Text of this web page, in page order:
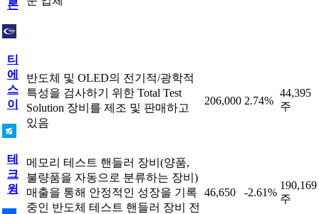
론
티
에
스
이
반도체 및 OLED의 전기적/광학적
특성을 검사하기 위한 Total Test
Solution 장비를 제조 및 판매하고
있음
206,000 2.74%
44,395
주
테
크
윙
메모리 테스트 핸들러 장비(양품,
불량품을 자동으로 분류하는 장비)
매출을 통해 안정적인 성장을 기록
중인 반도체 테스트 핸들러 장비 전
46,650 -2.61%
190,169
주